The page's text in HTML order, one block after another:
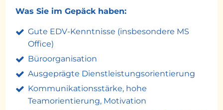
Was Sie im Gepäck haben:
Gute EDV-Kenntnisse (insbesondere MS
Office)
Büroorganisation
Ausgeprägte Dienstleistungsorientierung
Kommunikationsstärke, hohe
Teamorientierung, Motivation